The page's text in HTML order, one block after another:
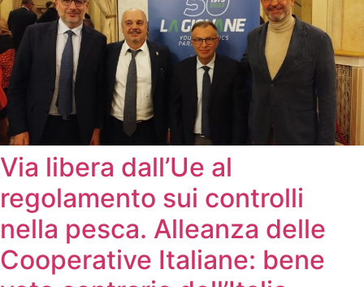
Via libera dall’Ue al
regolamento sui controlli
nella pesca. Alleanza delle
Cooperative Italiane: bene